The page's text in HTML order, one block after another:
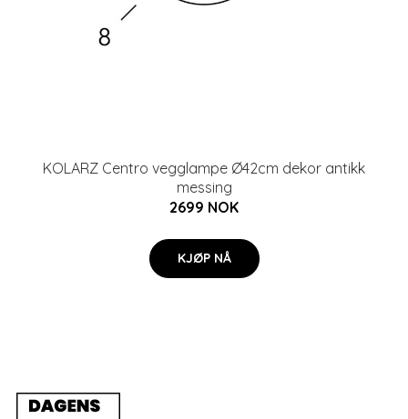
KOLARZ Centro vegglampe Ø42cm dekor antikk
messing
2699 NOK
KJØP NÅ